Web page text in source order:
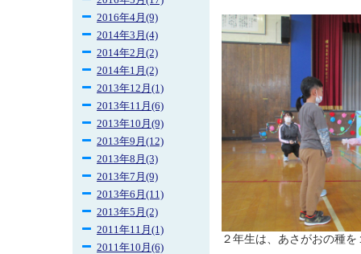
2016年4月(9)
2014年3月(4)
2014年2月(2)
2014年1月(2)
2013年12月(1)
2013年11月(6)
2013年10月(9)
2013年9月(12)
2013年8月(3)
2013年7月(9)
2013年6月(11)
2013年5月(2)
2011年11月(1)
2011年10月(6)
２年生は、あさがおの種